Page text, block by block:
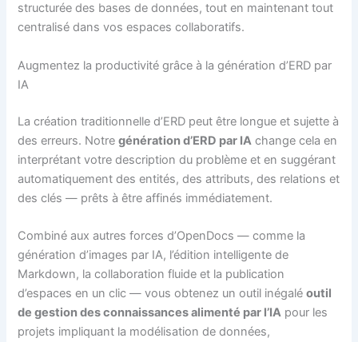
structurée des bases de données, tout en maintenant tout
centralisé dans vos espaces collaboratifs.
Augmentez la productivité grâce à la génération d’ERD par
IA
La création traditionnelle d’ERD peut être longue et sujette à
des erreurs. Notregénération d’ERD par IA change cela en
interprétant votre description du problème et en suggérant
automatiquement des entités, des attributs, des relations et
des clés — prêts à être affinés immédiatement.
Combiné aux autres forces d’OpenDocs — comme la
génération d’images par IA, l’édition intelligente de
Markdown, la collaboration fluide et la publication
d’espaces en un clic — vous obtenez un outil inégaléoutil
de gestion des connaissances alimenté par l’IA pour les
projets impliquant la modélisation de données,